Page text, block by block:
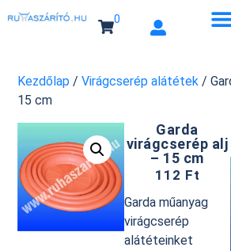
0
Kezdőlap /Virágcserép alátétek /
15 cm
Garda
virágcserép alj
– 15 cm
112 Ft
Garda műanyag
virágcserép
alátéteinket